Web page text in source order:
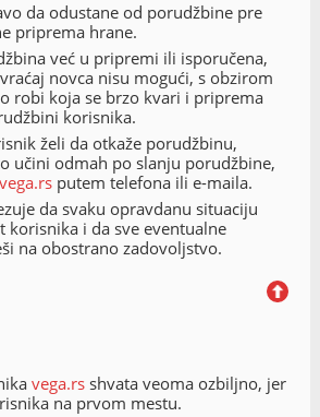
da odustane od porudžbine pre
priprema hrane.
već u pripremi ili isporučena,
novca nisu mogući, s obzirom
robi koja se brzo kvari i priprema
korisnika.
želi da otkaže porudžbinu,
učini odmah po slanju porudžbine,
vega.rs putem telefona ili e-maila.
da svaku opravdanu situaciju
korisnika i da sve eventualne
na obostrano zadovoljstvo.
vega.rs shvata veoma ozbiljno, jer
na prvom mestu.